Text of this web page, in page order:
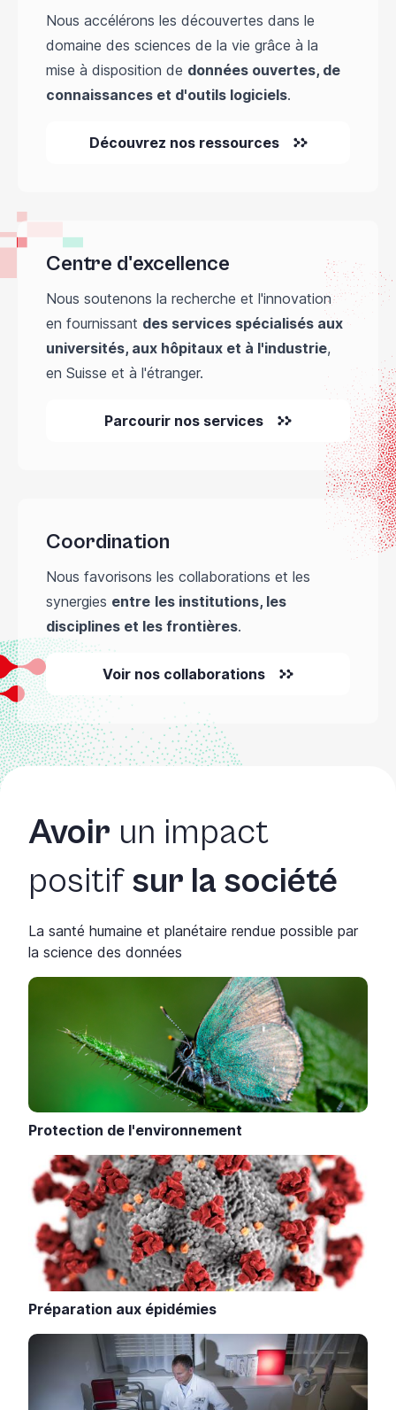
Nous accélérons les découvertes dans le
domaine des sciences de la vie grâce à la
mise à disposition de données ouvertes, de
connaissances et d'outils logiciels.
Découvrez nos ressources
Centre d'excellence
Nous soutenons la recherche et l'innovation
en fournissant des services spécialisés aux
universités, aux hôpitaux et à l'industrie,
en Suisse et à l'étranger.
Parcourir nos services
Coordination
Nous favorisons les collaborations et les
synergies entre les institutions, les
disciplines et les frontières.
Voir nos collaborations
Avoir un impact
positifsur la société
La santé humaine et planétaire rendue possible par
la science des données
Protection de l'environnement
Préparation aux épidémies